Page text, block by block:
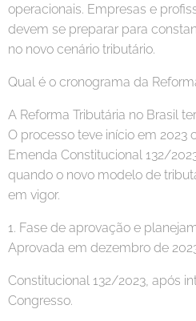
operacionais. Empresas e
devem se preparar para
no novo cenário tributário.
Qual é o cronograma da
A Reforma Tributária no Brasil
O processo teve início em 2023
Emenda Constitucional 132/
quando o novo modelo de
em vigor.
1. Fase de aprovação e
Aprovada em dezembro de
Constitucional 132/2023, após
Congresso.